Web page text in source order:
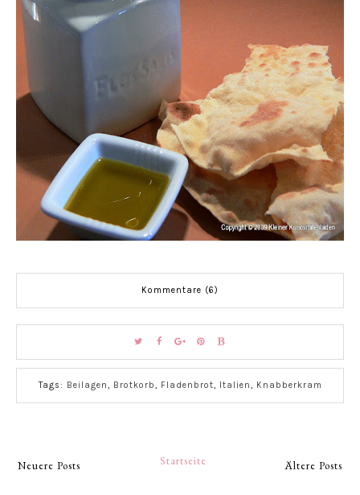
Kommentare (6)
Tags: Beilagen, Brotkorb, Fladenbrot, Italien, Knabberkram
Neuere Posts Ältere Posts
Startseite